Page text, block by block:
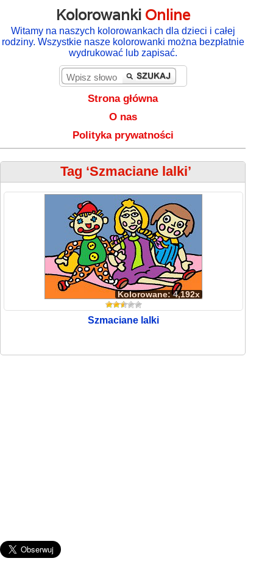
Kolorowanki Online
Witamy na naszych kolorowankach dla dzieci i całej
rodziny. Wszystkie nasze kolorowanki można bezpłatnie
wydrukować lub zapisać.
Strona główna
O nas
Polityka prywatności
Tag ‘Szmaciane lalki’
Kolorowane: 4,192x
Szmaciane lalki